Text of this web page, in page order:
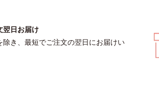
翌日お届け
除き、最短でご注文の翌日にお届けい